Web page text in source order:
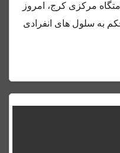
مرکزی کرج، امروز
حکم به سلول های انفرادی